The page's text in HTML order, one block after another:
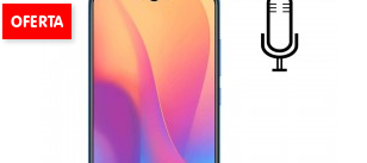
OFERTA